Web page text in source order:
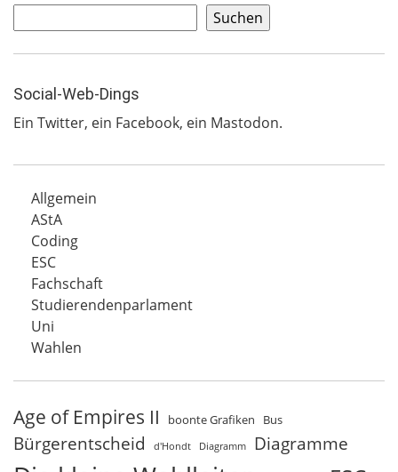
Suchen
Social-Web-Dings
Ein Twitter, ein Facebook, ein Mastodon.
Allgemein
AStA
Coding
ESC
Fachschaft
Studierendenparlament
Uni
Wahlen
Age of Empires II boonte Grafiken Bus
Bürgerentscheid d'Hondt Diagramm Diagramme